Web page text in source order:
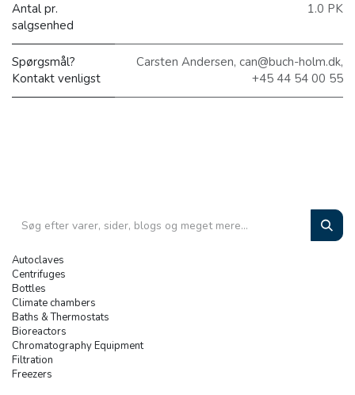
Antal pr.
salgsenhed
1.0 PK
Spørgsmål?
Kontakt venligst
Carsten Andersen, can@buch-holm.dk,
+45 44 54 00 55
Autoclaves
Centrifuges
Bottles
Climate chambers
Baths & Thermostats
Bioreactors
Chromatography Equipment
Filtration
Freezers